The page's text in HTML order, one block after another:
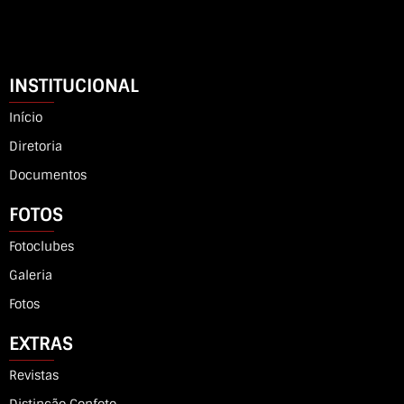
INSTITUCIONAL
Início
Diretoria
Documentos
FOTOS
Fotoclubes
Galeria
Fotos
EXTRAS
Revistas